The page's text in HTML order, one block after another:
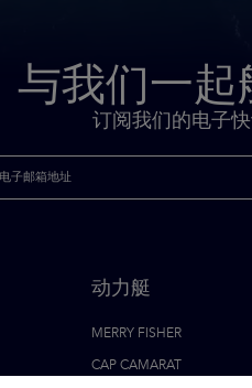
与我们一起
订阅我们的电子
脚
动力艇
MERRY FISHER
CAP CAMARAT